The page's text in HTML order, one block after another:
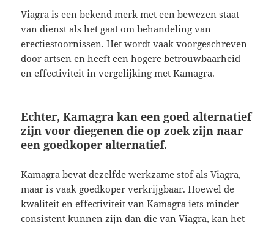
Viagra is een bekend merk met een bewezen staat
van dienst als het gaat om behandeling van
erectiestoornissen. Het wordt vaak voorgeschreven
door artsen en heeft een hogere betrouwbaarheid
en effectiviteit in vergelijking met Kamagra.
Echter, Kamagra kan een goed alternatief
zijn voor diegenen die op zoek zijn naar
een goedkoper alternatief.
Kamagra bevat dezelfde werkzame stof als Viagra,
maar is vaak goedkoper verkrijgbaar. Hoewel de
kwaliteit en effectiviteit van Kamagra iets minder
consistent kunnen zijn dan die van Viagra, kan het